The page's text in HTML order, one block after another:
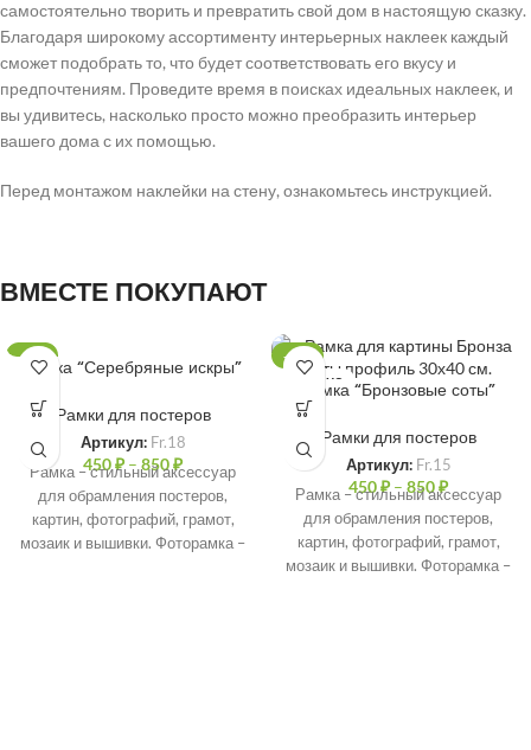
самостоятельно творить и превратить свой дом в настоящую сказку.
Благодаря широкому ассортименту интерьерных наклеек каждый
сможет подобрать то, что будет соответствовать его вкусу и
предпочтениям. Проведите время в поисках идеальных наклеек, и
вы удивитесь, насколько просто можно преобразить интерьер
вашего дома с их помощью.
Перед монтажом наклейки на стену, ознакомьтесь инструкцией.
ВМЕСТЕ ПОКУПАЮТ
-47%Рамка “Серебряные искры”
Рамки для постеров
Артикул: Fr.18
450₽ – 850₽
Рамка – стильный аксессуар
для обрамления постеров,
картин, фотографий, грамот,
мозаик и вышивки. Фоторамка –
-47%
ПРОДАНО
Рамка “Бронзовые соты”
Рамки для постеров
Артикул: Fr.15
450₽ – 850₽
Рамка – стильный аксессуар
для обрамления постеров,
картин, фотографий, грамот,
мозаик и вышивки. Фоторамка –